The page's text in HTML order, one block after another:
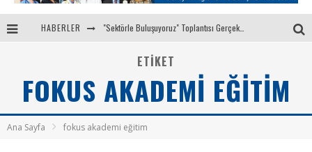
HABERLER "Sektörle Buluşuyoruz" Toplantısı Gerçekleştirildi
Parasını Veren 1'inci
Fokus Yaşam Akademisi 15. Yılında Gençleri Nasa, Harvard, Yale ile Buluşturacak!
Eğitmenlerimizden Candan ÜNAL, Ebru AKEL'le Kadın İsterse 68.Bölüm Konuğuydu
ETIKET
FOKUS AKADEMI EĞITIM
Ana Sayfa fokus akademi eğitim